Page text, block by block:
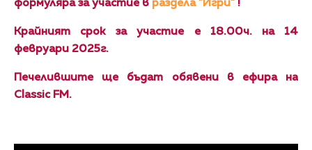
формуляра за участие в раздела "Игри" !
Крайният срок за участие е 18.00ч. на 14
февруари 2025г.
Печелившите ще бъдат обявени в ефира на
Classic FM.